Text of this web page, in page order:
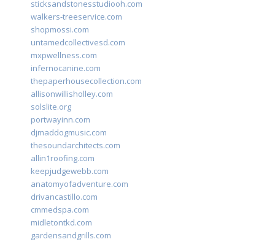
sticksandstonesstudiooh.com
walkers-treeservice.com
shopmossi.com
untamedcollectivesd.com
mxpwellness.com
infernocanine.com
thepaperhousecollection.com
allisonwillisholley.com
solslite.org
portwayinn.com
djmaddogmusic.com
thesoundarchitects.com
allin1roofing.com
keepjudgewebb.com
anatomyofadventure.com
drivancastillo.com
cmmedspa.com
midletontkd.com
gardensandgrills.com